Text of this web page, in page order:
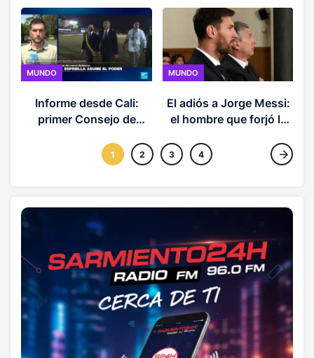
MUNDO
Informe desde Cali:
primer Consejo de
Gobierno de De la
Espriella en Colombia
MUNDO
El adiós a Jorge Messi:
el hombre que forjó la
1 2 3 4